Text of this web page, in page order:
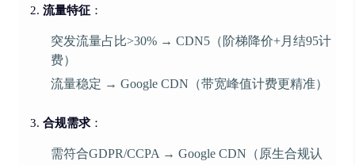
流量特征 ：
突发流量占比>30% → CDN5（阶梯降价+月结95计
费）
流量稳定 → Google CDN（带宽峰值计费更精准）
合规需求 ：
需符合GDPR/CCPA → Google CDN（原生合规认